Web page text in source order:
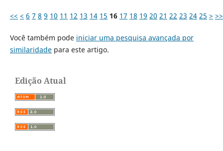
<< < 6 7 8 9 10 11 12 13 14 15 16 17 18 19 20 21 22 23 24 25 > >>
Você também pode iniciar uma pesquisa avançada por
similaridadepara este artigo.
Edição Atual